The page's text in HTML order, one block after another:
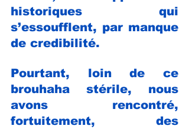
historiques qui
s’essoufflent, par manque
de credibilité.
Pourtant, loin de ce
brouhaha stérile, nous
avons rencontré,
fortuitement, des